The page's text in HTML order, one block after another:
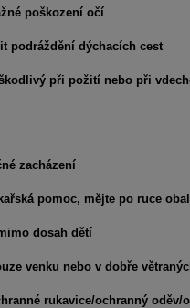
poškození očí
podráždění dýchacích cest
škodlivý při požití nebo při
zacházení
pomoc, mějte po ruce
dosah dětí
venku nebo v dobře
rukavice/ochranný